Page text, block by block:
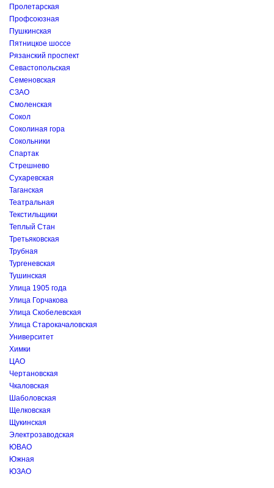
Пролетарская
Профсоюзная
Пушкинская
Пятницкое шоссе
Рязанский проспект
Севастопольская
Семеновская
СЗАО
Смоленская
Сокол
Соколиная гора
Сокольники
Спартак
Стрешнево
Сухаревская
Таганская
Театральная
Текстильщики
Теплый Стан
Третьяковская
Трубная
Тургеневская
Тушинская
Улица 1905 года
Улица Горчакова
Улица Скобелевская
Улица Старокачаловская
Университет
Химки
ЦАО
Чертановская
Чкаловская
Шаболовская
Щелковская
Щукинская
Электрозаводская
ЮВАО
Южная
ЮЗАО